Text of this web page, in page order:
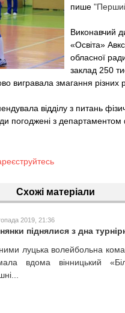
пише
Виконавчий
«Освіта»
обласної
заклад 250
змагання різних
відділу з питань
погоджені з
Схожі матеріали
2019, 21:36
піднялися з дна
луцька волейбольна
вдома вінницький